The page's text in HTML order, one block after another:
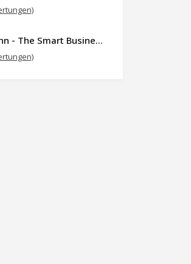
Katharina Hellmann - The Smart Business Coach